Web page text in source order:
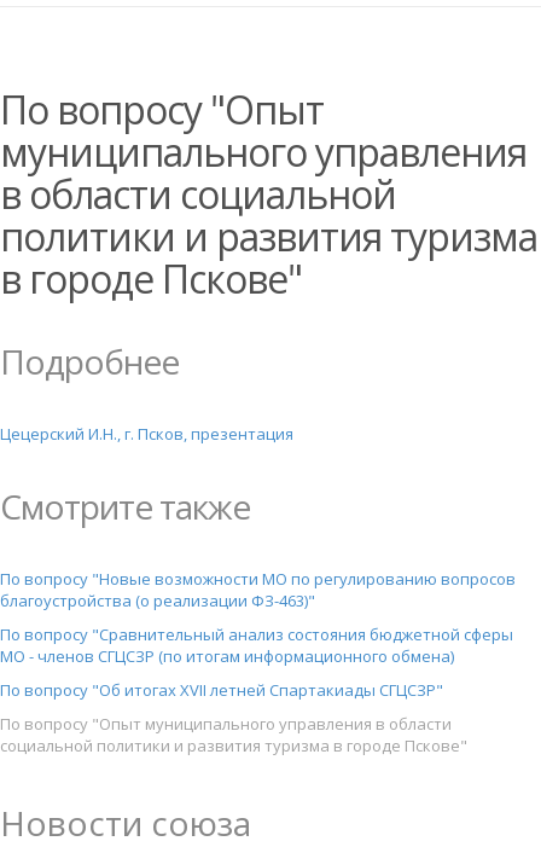
По вопросу "Опыт
муниципального управления
в области социальной
политики и развития туризма
в городе Пскове"
Подробнее
Цецерский И.Н., г. Псков, презентация
Смотрите также
По вопросу "Новые возможности МО по регулированию вопросов
благоустройства (о реализации ФЗ-463)"
По вопросу "Сравнительный анализ состояния бюджетной сферы
МО - членов СГЦСЗР (по итогам информационного обмена)
По вопросу "Об итогах XVII летней Спартакиады СГЦСЗР"
По вопросу "Опыт муниципального управления в области
социальной политики и развития туризма в городе Пскове"
Новости союза